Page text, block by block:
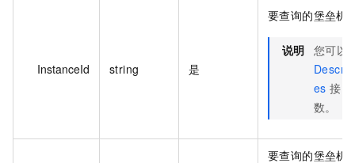
InstanceId string 是
要查询的堡垒机
说明 您可以
es 接
数。
要查询的堡垒机